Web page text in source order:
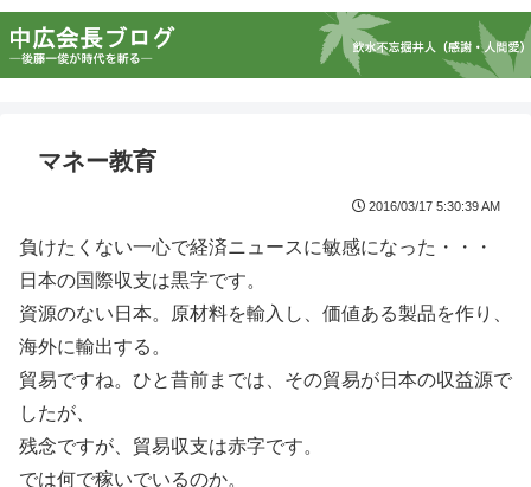
マネー教育
2016/03/17 5:30:39 AM
負けたくない一心で経済ニュースに敏感になった・・・
日本の国際収支は黒字です。
資源のない日本。原材料を輸入し、価値ある製品を作り、
海外に輸出する。
貿易ですね。ひと昔前までは、その貿易が日本の収益源で
したが、
残念ですが、貿易収支は赤字です。
では何で稼いでいるのか。